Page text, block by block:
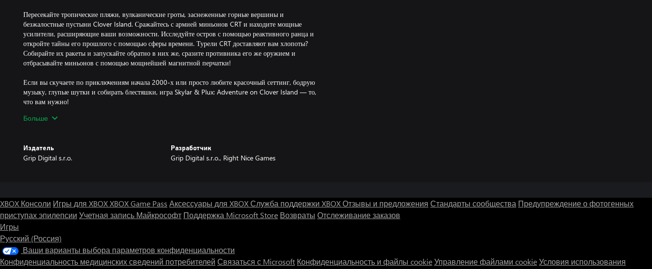
Пересекайте тропические пляжи, вулканические гроты, заснеженные горные вершины и
безжалостные пустыни Clover Island. Сражайтесь с армией миньонов CRT и находите мощные
усилители, расширяющие ваши возможности. Исследуйте остров с помощью реактивного ранца и
откройте тайны его прошлого с помощью сферы времени. Турели CRT доставляют вам хлопоты?
Собирайте их ракеты и запускайте обратно в них же, сразите противника его же оружием и
отбрасывайте миньонов с помощью мощнейшей магнитной перчатки!
Если вы скучаете по приключениям начала 2000-х или просто любите красочный сеттинг, бодрую
музыку, глупые шутки и собирать блестяшки, игра Skylar & Plux: Adventure on Clover Island — то,
что вам нужно!
Вооружитесь мощной механической рукой и колотите по роботам в свое удовольствие!
CRT!
Больше
Издатель
Grip Digital s.r.o.
Разработчик
Grip Digital s.r.o., Right Nice Games
XBOX Консоли Игры для XBOXXBOX Game Pass Аксессуары для XBOXСлужба поддержки XBOXОтзывы и предложения Стандарты сообщества Предупреждение о фотогенных
приступах эпилепсии Учетная запись Майкрософт Поддержка Microsoft Store Возвраты Отслеживание заказов
Игры
Русский (Россия)
Ваши варианты выбора параметров конфиденциальности
Конфиденциальность медицинских сведений потребителей Связаться с Microsoft Конфиденциальность и файлы cookieУправление файлами cookieУсловия использования